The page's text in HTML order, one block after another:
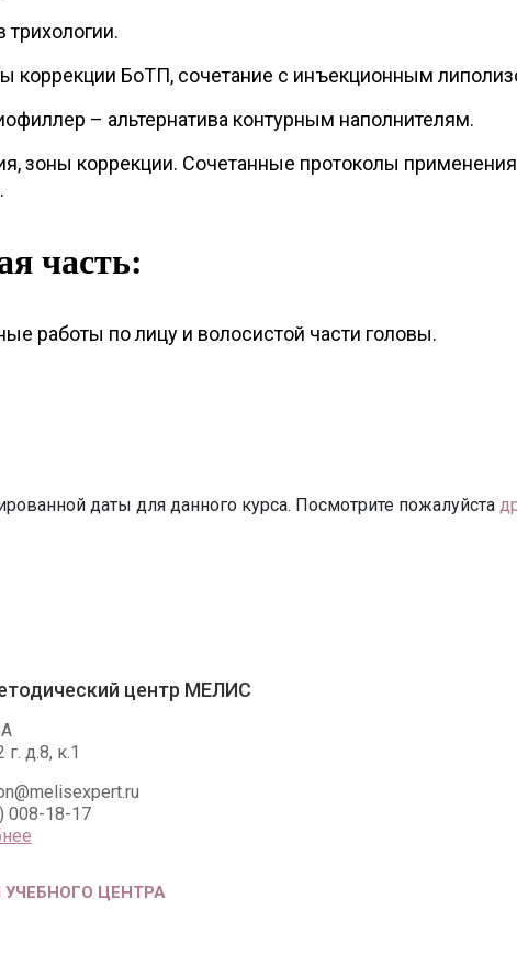
трихологии.
коррекции БоТП, сочетание с инъекционным
– альтернатива контурным наполнителям.
зоны коррекции. Сочетанные протоколы применения
часть:
работы по лицу и волосистой части головы.
даты для данного курса. Посмотрите пожалуйста
центр МЕЛИС
г. д.8, к.1
008-18-17
УЧЕБНОГО ЦЕНТРА